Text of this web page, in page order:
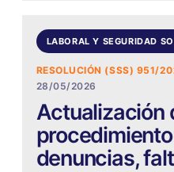
LABORAL Y SEGURIDAD
RESOLUCIÓN (SSS) 951/
28/05/2026
Actualización
denuncias,